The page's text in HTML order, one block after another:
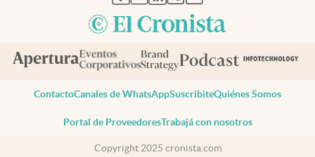
ContactoCanales de WhatsAppSuscribiteQuiénes Somos
Portal de ProveedoresTrabajá con nosotros
Copyright 2025 cronista.com